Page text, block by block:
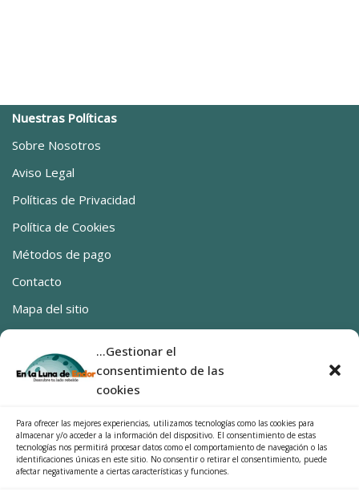
...Gestionar el
consentimiento de las
cookies
Para ofrecer las mejores experiencias, utilizamos tecnologías como las cookies para
almacenar y/o acceder a la información del dispositivo. El consentimiento de estas
tecnologías nos permitirá procesar datos como el comportamiento de navegación o las
identificaciones únicas en este sitio. No consentir o retirar el consentimiento, puede
afectar negativamente a ciertas características y funciones.
Nuestras Políticas
Sobre Nosotros
Aviso Legal
Políticas de Privacidad
Política de Cookies
Métodos de pago
Contacto
Mapa del sitio
0 productos
Facebook
Instragram